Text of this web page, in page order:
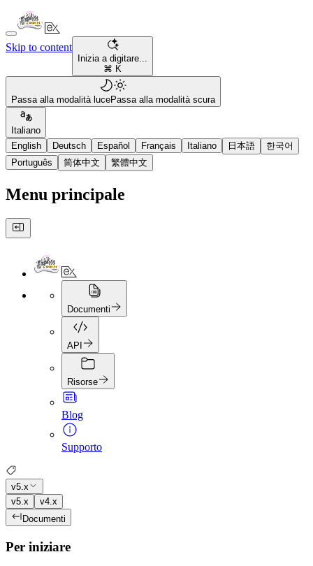
Skip to content
Inizia a digitare...
⌘ K
Passa alla modalità lucePassa alla modalità scura
Italiano
English
Deutsch Español Français Italiano 日本語
한국어
Português
简体中文 繁體中文
Menu principale
Documenti
API
Risorse
Blog
Supporto
v5.x
v5.x
v4.x
Documenti
Per iniziare